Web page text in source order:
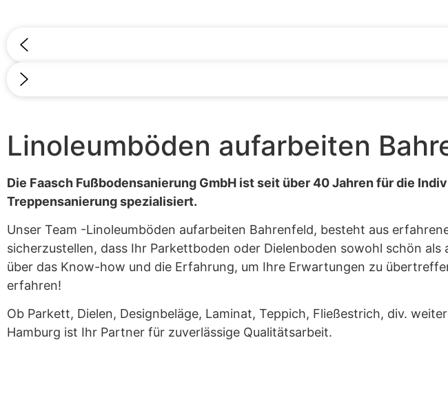
Linoleumböden aufarbeiten
Die Faasch Fußbodensanierung GmbH ist seit über 40 Jahren für die
Treppensanierung spezialisiert.
Unser Team -Linoleumböden aufarbeiten Bahrenfeld, besteht aus
sicherzustellen, dass Ihr Parkettboden oder Dielenboden sowohl schön
über das Know-how und die Erfahrung, um Ihre Erwartungen zu
erfahren!
Ob Parkett, Dielen, Designbeläge, Laminat, Teppich, Fließestrich, div.
Hamburg ist Ihr Partner für zuverlässige Qualitätsarbeit.